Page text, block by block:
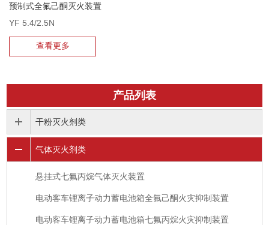
预制式全氟己酮灭火装置
YF 5.4/2.5N
查看更多
产品列表
干粉灭火剂类
气体灭火剂类
悬挂式七氟丙烷气体灭火装置
电动客车锂离子动力蓄电池箱全氟己酮火灾抑制装置
电动客车锂离子动力蓄电池箱七氟丙烷火灾抑制装置